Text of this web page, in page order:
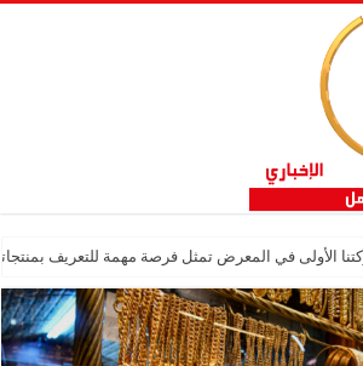
الأولى في المعرض تمثل فرصة مهمة للتعريف